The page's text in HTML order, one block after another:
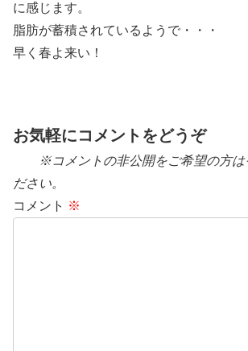
に感じます。
脂肪が蓄積されているようで・・・
早く春よ来い！
お気軽にコメントをどうぞ
※コメントの非公開をご希望の方は
ださい。
コメント ※